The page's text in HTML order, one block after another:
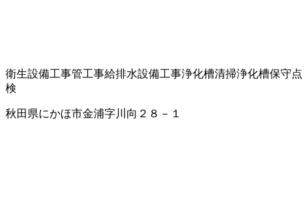
衛生設備工事管工事給排水設備工事浄化槽清掃浄化槽保守点
検
秋田県にかほ市金浦字川向２８－１